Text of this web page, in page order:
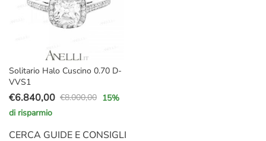
Solitario Halo Cuscino 0.70 D-
VVS1
€8.000,00
Il
prezzo
originale
€6.840,00
Il
prezzo
attuale
15%
di risparmio
CERCA GUIDE E CONSIGLI